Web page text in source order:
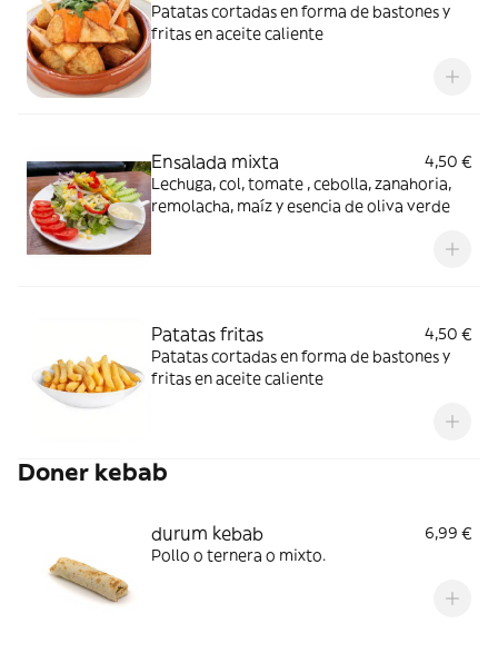
Patatas cortadas en forma de bastones y
fritas en aceite caliente
Ensalada mixta
4,50 €
Lechuga, col, tomate , cebolla, zanahoria,
remolacha, maíz y esencia de oliva verde
Patatas fritas
4,50 €
Patatas cortadas en forma de bastones y
fritas en aceite caliente
Doner kebab
durum kebab
6,99 €
Pollo o ternera o mixto.